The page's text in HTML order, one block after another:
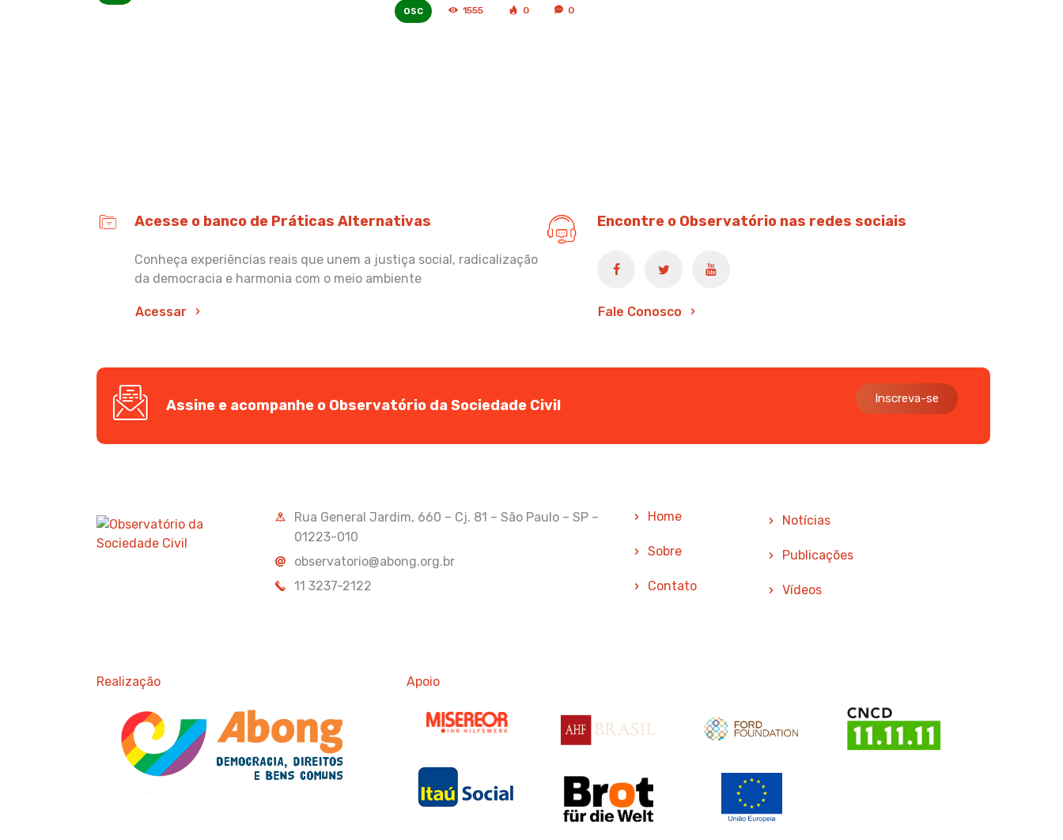
osc 1555 0 0
Acesse o banco de Práticas Alternativas
Conheça experiências reais que unem a justiça social, radicalização
da democracia e harmonia com o meio ambiente
Acessar
Encontre o Observatório nas redes sociais
Fale Conosco
Assine e acompanhe o Observatório da Sociedade Civil Inscreva-se
Rua General Jardim, 660 – Cj. 81 – São Paulo – SP –
01223-010
observatorio@abong.org.br
11 3237-2122
Home
Sobre
Contato
Notícias
Publicações
Vídeos
Realização Apoio